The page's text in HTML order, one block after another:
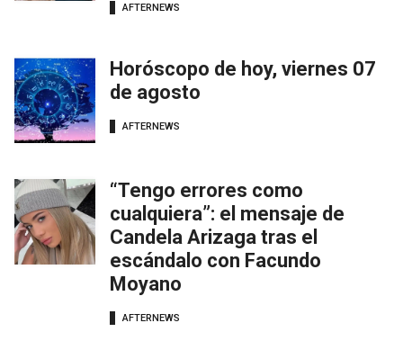
AFTERNEWS
Horóscopo de hoy, viernes 07
de agosto
AFTERNEWS
“Tengo errores como
cualquiera”: el mensaje de
Candela Arizaga tras el
escándalo con Facundo
Moyano
AFTERNEWS